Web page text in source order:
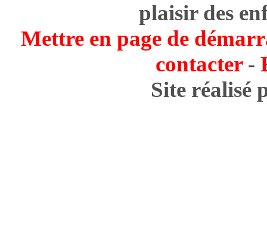
plaisir des
Mettre en page de
contacter-
Site réalisé